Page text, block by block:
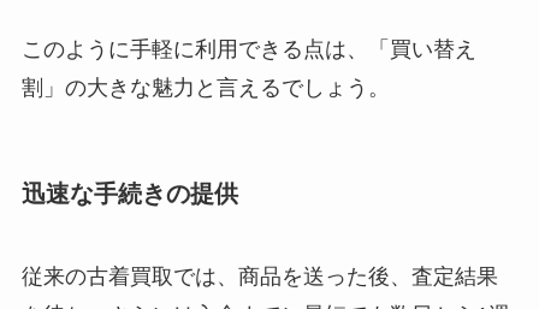
このように手軽に利用できる点は、「買い替え
割」の大きな魅力と言えるでしょう。
迅速な手続きの提供
従来の古着買取では、商品を送った後、査定結果